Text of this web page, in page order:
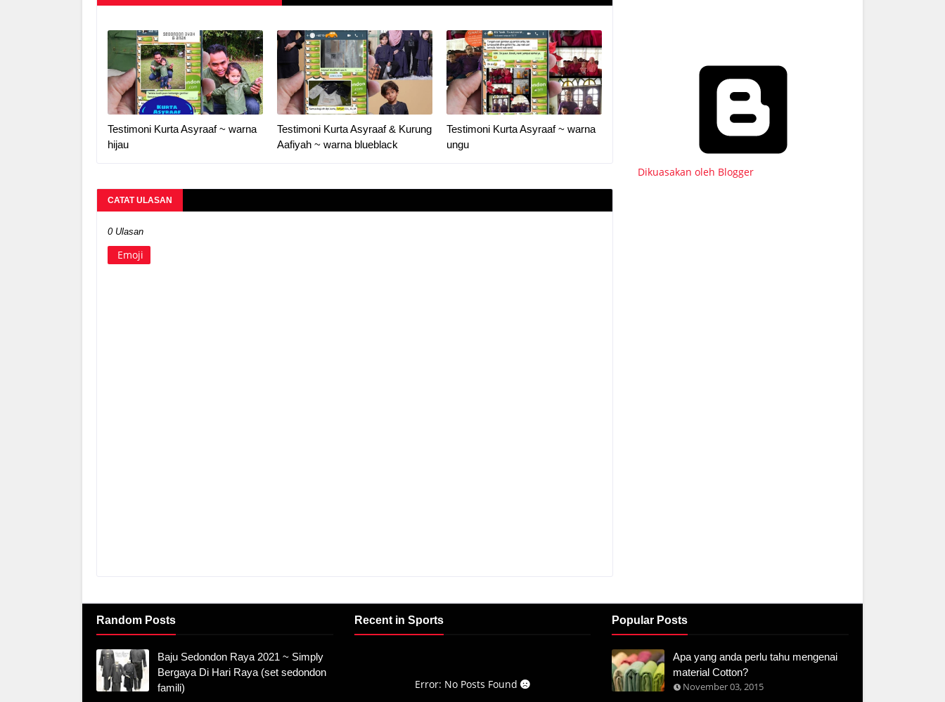
Testimoni Kurta Asyraaf ~ warna
hijau
Testimoni Kurta Asyraaf & Kurung
Aafiyah ~ warna blueblack
Testimoni Kurta Asyraaf ~ warna
ungu
CATAT ULASAN
0 Ulasan
Emoji
Dikuasakan oleh Blogger
Random Posts
Baju Sedondon Raya 2021 ~ Simply
Bergaya Di Hari Raya (set sedondon
famili)
Recent in Sports
Error: No Posts Found
Popular Posts
Apa yang anda perlu tahu mengenai
material Cotton?
November 03, 2015